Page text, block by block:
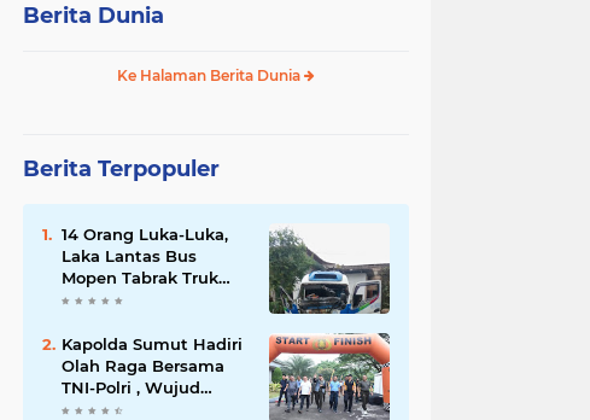
Berita Dunia
Ke Halaman Berita Dunia
Berita Terpopuler
14 Orang Luka-Luka,
Laka Lantas Bus
Mopen Tabrak Truk
Sedang Parkir Di
Kapolda Sumut Hadiri
Olah Raga Bersama
TNI-Polri , Wujud
Kebersamaan Menjaga